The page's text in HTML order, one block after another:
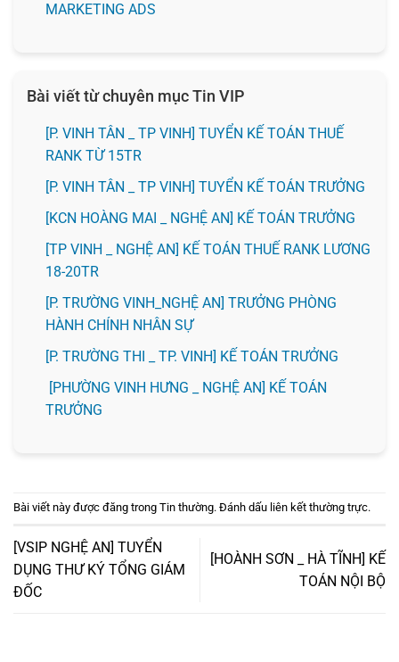
MARKETING ADS
Bài viết từ chuyên mục Tin VIP
[P. VINH TÂN _ TP VINH] TUYỂN KẾ TOÁN THUẾ
RANK TỪ 15TR
[P. VINH TÂN _ TP VINH] TUYỂN KẾ TOÁN TRƯỞNG
️[KCN HOÀNG MAI _ NGHỆ AN] KẾ TOÁN TRƯỞNG
[TP VINH _ NGHỆ AN] KẾ TOÁN THUẾ RANK LƯƠNG
18-20TR
[P. TRƯỜNG VINH_NGHỆ AN] TRƯỞNG PHÒNG
HÀNH CHÍNH NHÂN SỰ
️[P. TRƯỜNG THI _ TP. VINH] KẾ TOÁN TRƯỞNG
[PHƯỜNG VINH HƯNG _ NGHỆ AN] KẾ TOÁN
TRƯỞNG
Bài viết này được đăng trong Tin thường. Đánh dấu liên kết thường trực.
[VSIP NGHỆ AN] TUYỂN
DỤNG THƯ KÝ TỔNG GIÁM
ĐỐC
[HOÀNH SƠN _ HÀ TĨNH] KẾ
TOÁN NỘI BỘ